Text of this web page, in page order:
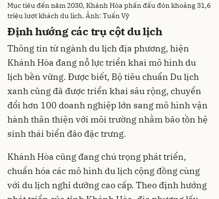
Mục tiêu đến năm 2030, Khánh Hòa phấn đấu đón khoảng 31,6
triệu lượt khách du lịch. Ảnh: Tuấn Vỹ
Định hướng các trụ cột du lịch
Thông tin từ ngành du lịch địa phương, hiện
Khánh Hòa đang nỗ lực triển khai mô hình du
lịch bền vững. Được biết, Bộ tiêu chuẩn Du lịch
xanh cũng đã được triển khai sâu rộng, chuyển
đổi hơn 100 doanh nghiệp lớn sang mô hình vận
hành thân thiện với môi trường nhằm bảo tồn hệ
sinh thái biển đảo đặc trưng.
Khánh Hòa cũng đang chú trọng phát triển,
chuẩn hóa các mô hình du lịch cộng đồng cùng
với du lịch nghỉ dưỡng cao cấp. Theo định hướng